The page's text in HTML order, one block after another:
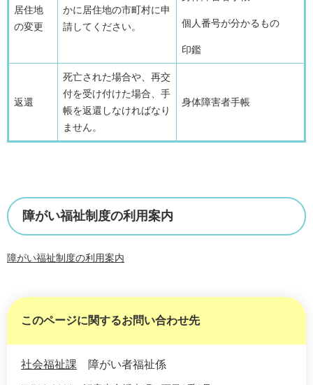
居住地
の変更
かに居住地の市町村に申
請してください。
個人番号が分かるもの
印鑑
返還
死亡された場合や、再交
付を受け付けた場合、手
帳を返還しなければなり
ません。
身体障害者手帳
障がい福祉制度の利用案内
障がい福祉制度の利用案内
このページに関するお問い合わせ先
社会福祉課 障がい者福祉係